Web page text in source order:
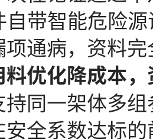
带智能危险
通病，资料
化降成本，
一架体多组
全系数达标